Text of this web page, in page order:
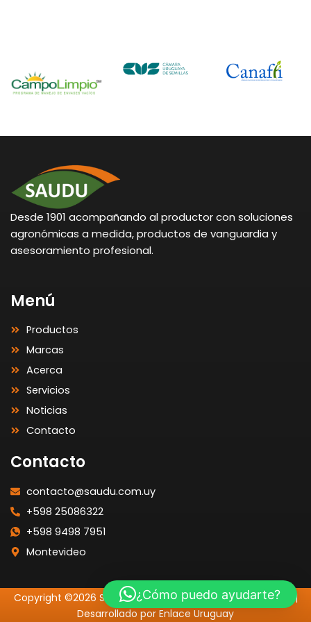
Desde 1901 acompañando al productor con soluciones
agronómicas a medida, productos de vanguardia y
asesoramiento profesional.
Menú
Productos
Marcas
Acerca
Servicios
Noticias
Contacto
Contacto
contacto@saudu.com.uy
+598 25086322
+598 9498 7951
Montevideo
Copyright ©2026 SAUDU | Todos los Derechos Reservados |
Desarrollado por Enlace Uruguay
¿Cómo puedo ayudarte?